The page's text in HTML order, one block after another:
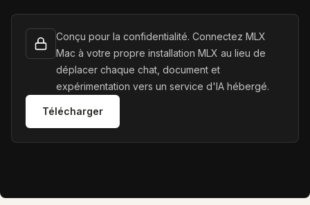
Conçu pour la confidentialité. Connectez MLX
Mac à votre propre installation MLX au lieu de
déplacer chaque chat, document et
expérimentation vers un service d'IA hébergé.
Télécharger